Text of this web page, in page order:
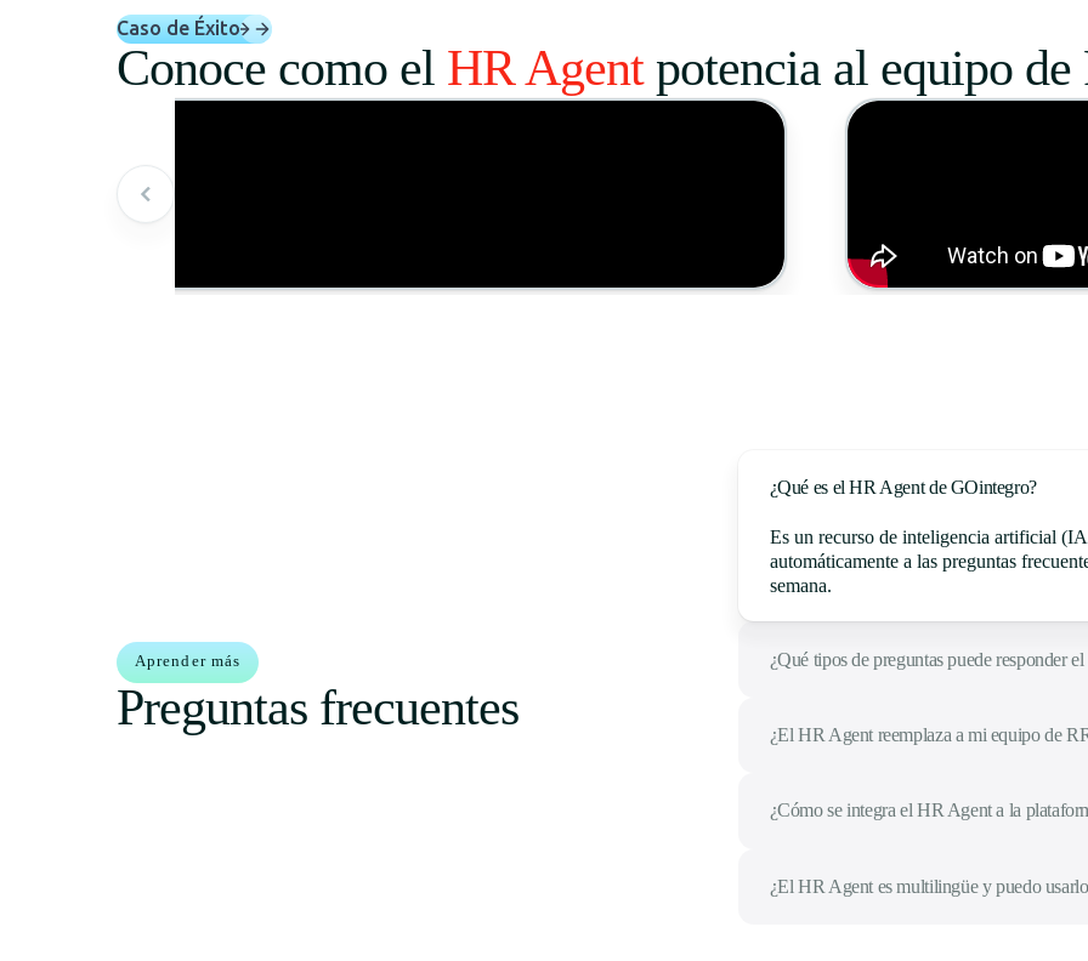
Caso de Éxito
Conoce como el HR Agentpotencia al equipo de
Aprender más
Preguntas frecuentes
¿Qué es el HR Agent de GOintegro?
Es un recurso de inteligencia artificial
automáticamente a las preguntas
semana.
¿Qué tipos de preguntas puede responder
¿El HR Agent reemplaza a mi equipo de
¿Cómo se integra el HR Agent a la
¿El HR Agent es multilingüe y puedo